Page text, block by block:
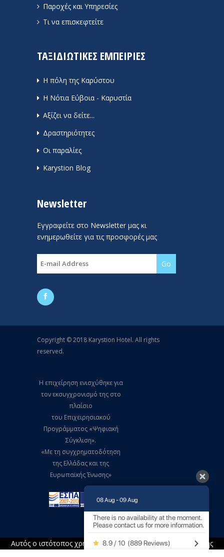
Αυτός ο ιστότοπος χρησιμοποιεί cookies για την ανάλυση της
Παροχές και Υπηρεσίες
Τι να επισκεφτείτε
ΤΑΞΙΔΙΩΤΙΚΕΣ ΕΜΠΕΙΡΙΕΣ
Η πόλη της Καρύστου
Η Νότια Εύβοια - Καρυστία
Αξίζει να δείτε...
Δραστηριότητες
Οι παραλίες
Karystion Blog
Newsletter
Εγγραφείτε στο Newsletter μας κι
ενημερωθείτε για τις προσφορές μας
Copyright © 2018 Karystion Hotel. All rights
reserved.
Η επιχείρηση ενισχύθηκε για
τον εκσυγχρονισμό της στο
πλαίσιο
του Επιχειρησιακού
Προγράμματος «Ψηφιακή
Σύγκλιση».
«Με τη συγχρηματοδότηση
της Ελλάδας και της
Ευρωπαϊκής Ένωσης»
Created bydevelopNET
08 Aug - 09 Aug
There is no availability at the moment.
Please contact us for more information.
8.9 / 10 (889 Reviews)